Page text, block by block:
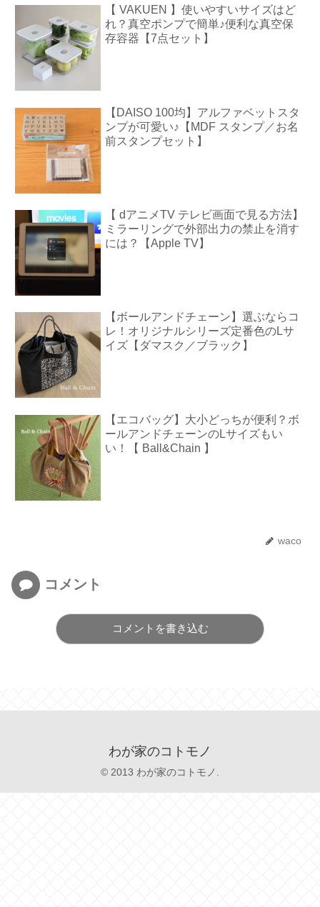
【 VAKUEN 】使いやすいサイズはど
れ？真空ポンプで簡単♪便利な真空保
存容器【7点セット】
【DAISO 100均】アルファベットスタ
ンプが可愛い♪【MDF スタンプ／お名
前スタンプセット】
【 dアニメTV テレビ画面で見る方法】
ミラーリングで外部出力の禁止を消す
には？【Apple TV】
【ボールアンドチェーン】選ぶならコ
レ！オリジナルシリーズ定番色のLサ
イズ【ダマスク／ブラック】
【エコバッグ】大小どっちが便利？ボ
ールアンドチェーンのLサイズもい
い！【 Ball&Chain 】
waco
コメント
コメントを書き込む
わが家のコトモノ
© 2013 わが家のコトモノ.